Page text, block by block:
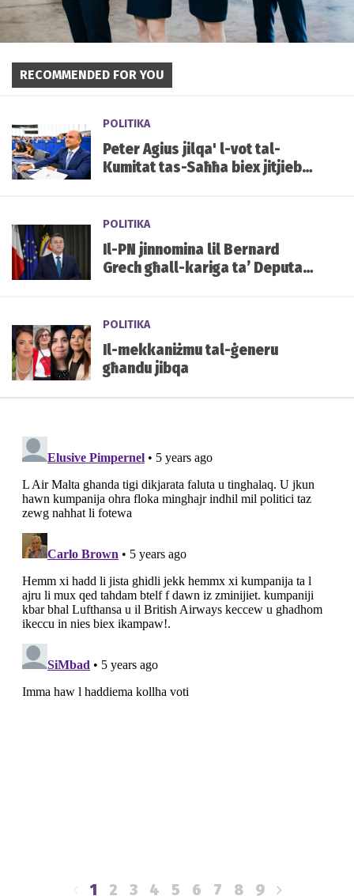
RECOMMENDED FOR YOU
POLITIKA
Peter Agius jilqa' l-vot tal-
Kumitat tas-Saħħa biex jitjiebu
POLITIKA
Il-PN jinnomina lil Bernard
Grech għall-kariga ta’ Deputat
POLITIKA
Il-mekkaniżmu tal-ġeneru
għandu jibqa
1 2 3 4 5 6 7 8 9